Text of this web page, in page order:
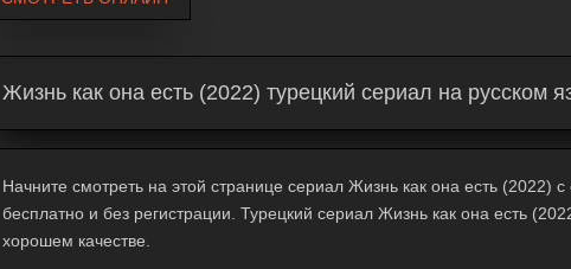
Жизнь как она есть (2022) турецкий сериал на русском
Начните смотреть на этой странице сериал Жизнь как она есть (2022)
бесплатно и без регистрации. Турецкий сериал Жизнь как она есть
хорошем качестве.